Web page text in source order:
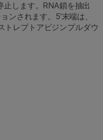
します。RNA鎖を抽出
ンされます。5'末端は、
トレプトアビジンプルダウ